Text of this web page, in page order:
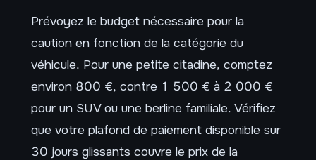
Prévoyez le budget nécessaire pour la
caution en fonction de la catégorie du
véhicule. Pour une petite citadine, comptez
environ 800 €, contre 1 500 € à 2 000 €
pour un SUV ou une berline familiale. Vérifiez
que votre plafond de paiement disponible sur
30 jours glissants couvre le prix de la